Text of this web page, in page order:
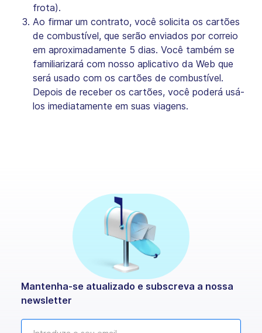
frota).
Ao firmar um contrato, você solicita os cartões
de combustível, que serão enviados por correio
em aproximadamente 5 dias. Você também se
familiarizará com nosso aplicativo da Web que
será usado com os cartões de combustível.
Depois de receber os cartões, você poderá usá-
los imediatamente em suas viagens.
Mantenha-se atualizado e subscreva a nossa
newsletter